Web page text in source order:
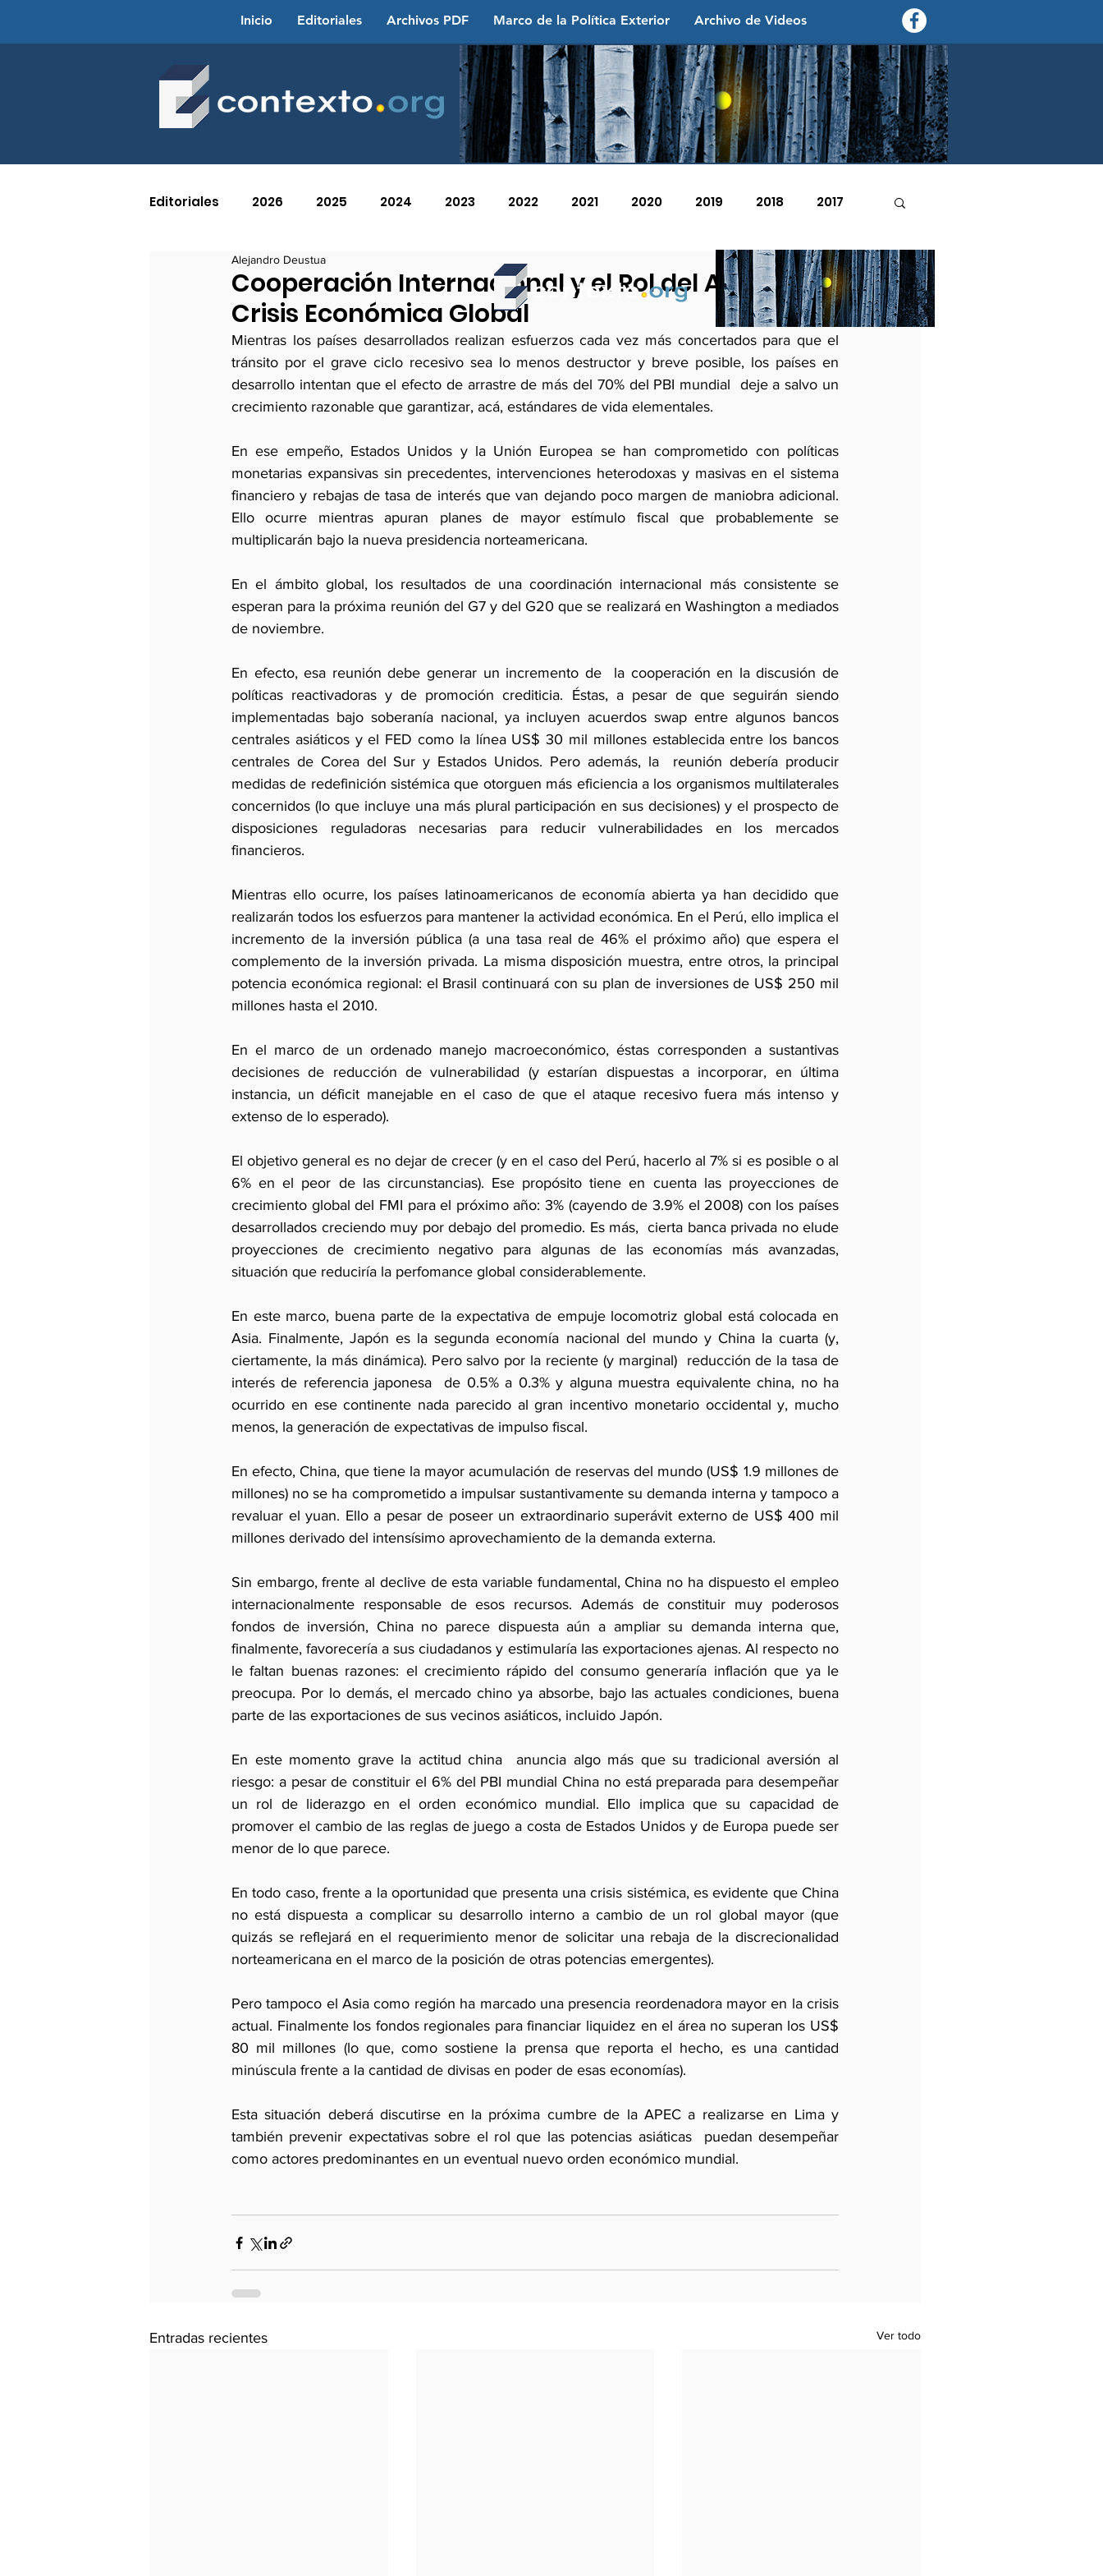
Inicio Editoriales Archivos PDF Marco de la Política Exterior Archivo de Videos
contexto - politica exterior
Editoriales 2026 2025 2024 2023 2022 2021 2020 2019 2018 2017
2015 2014 2013 2011 2007 2006
2004 2003
Cooperación Internacional y el Rol del Asia en la
Crisis Económica Global
Alejandro Deustua
Mientras los países desarrollados realizan esfuerzos cada vez más concertados para que el
tránsito por el grave ciclo recesivo sea lo menos destructor y breve posible, los países en
desarrollo intentan que el efecto de arrastre de más del 70% del PBI mundial  deje a salvo un
crecimiento razonable que garantizar, acá, estándares de vida elementales.
En ese empeño, Estados Unidos y la Unión Europea se han comprometido con políticas
monetarias expansivas sin precedentes, intervenciones heterodoxas y masivas en el sistema
financiero y rebajas de tasa de interés que van dejando poco margen de maniobra adicional.
Ello ocurre mientras apuran planes de mayor estímulo fiscal que probablemente se
multiplicarán bajo la nueva presidencia norteamericana.
En el ámbito global, los resultados de una coordinación internacional más consistente se
esperan para la próxima reunión del G7 y del G20 que se realizará en Washington a mediados
de noviembre.
En efecto, esa reunión debe generar un incremento de  la cooperación en la discusión de
políticas reactivadoras y de promoción crediticia. Éstas, a pesar de que seguirán siendo
implementadas bajo soberanía nacional, ya incluyen acuerdos swap entre algunos bancos
centrales asiáticos y el FED como la línea US$ 30 mil millones establecida entre los bancos
centrales de Corea del Sur y Estados Unidos. Pero además, la  reunión debería producir
medidas de redefinición sistémica que otorguen más eficiencia a los organismos multilaterales
concernidos (lo que incluye una más plural participación en sus decisiones) y el prospecto de
disposiciones reguladoras necesarias para reducir vulnerabilidades en los mercados
financieros.
Mientras ello ocurre, los países latinoamericanos de economía abierta ya han decidido que
realizarán todos los esfuerzos para mantener la actividad económica. En el Perú, ello implica el
incremento de la inversión pública (a una tasa real de 46% el próximo año) que espera el
complemento de la inversión privada. La misma disposición muestra, entre otros, la principal
potencia económica regional: el Brasil continuará con su plan de inversiones de US$ 250 mil
millones hasta el 2010.
En el marco de un ordenado manejo macroeconómico, éstas corresponden a sustantivas
decisiones de reducción de vulnerabilidad (y estarían dispuestas a incorporar, en última
instancia, un déficit manejable en el caso de que el ataque recesivo fuera más intenso y
extenso de lo esperado).
El objetivo general es no dejar de crecer (y en el caso del Perú, hacerlo al 7% si es posible o al
6% en el peor de las circunstancias). Ese propósito tiene en cuenta las proyecciones de
crecimiento global del FMI para el próximo año: 3% (cayendo de 3.9% el 2008) con los países
desarrollados creciendo muy por debajo del promedio. Es más,  cierta banca privada no elude
proyecciones de crecimiento negativo para algunas de las economías más avanzadas,
situación que reduciría la perfomance global considerablemente.
En este marco, buena parte de la expectativa de empuje locomotriz global está colocada en
Asia. Finalmente, Japón es la segunda economía nacional del mundo y China la cuarta (y,
ciertamente, la más dinámica). Pero salvo por la reciente (y marginal)  reducción de la tasa de
interés de referencia japonesa  de 0.5% a 0.3% y alguna muestra equivalente china, no ha
ocurrido en ese continente nada parecido al gran incentivo monetario occidental y, mucho
menos, la generación de expectativas de impulso fiscal.
En efecto, China, que tiene la mayor acumulación de reservas del mundo (US$ 1.9 millones de
millones) no se ha comprometido a impulsar sustantivamente su demanda interna y tampoco a
revaluar el yuan. Ello a pesar de poseer un extraordinario superávit externo de US$ 400 mil
millones derivado del intensísimo aprovechamiento de la demanda externa.
Sin embargo, frente al declive de esta variable fundamental, China no ha dispuesto el empleo
internacionalmente responsable de esos recursos. Además de constituir muy poderosos
fondos de inversión, China no parece dispuesta aún a ampliar su demanda interna que,
finalmente, favorecería a sus ciudadanos y estimularía las exportaciones ajenas. Al respecto no
le faltan buenas razones: el crecimiento rápido del consumo generaría inflación que ya le
preocupa. Por lo demás, el mercado chino ya absorbe, bajo las actuales condiciones, buena
parte de las exportaciones de sus vecinos asiáticos, incluido Japón.
En este momento grave la actitud china  anuncia algo más que su tradicional aversión al
riesgo: a pesar de constituir el 6% del PBI mundial China no está preparada para desempeñar
un rol de liderazgo en el orden económico mundial. Ello implica que su capacidad de
promover el cambio de las reglas de juego a costa de Estados Unidos y de Europa puede ser
menor de lo que parece.
En todo caso, frente a la oportunidad que presenta una crisis sistémica, es evidente que China
no está dispuesta a complicar su desarrollo interno a cambio de un rol global mayor (que
quizás se reflejará en el requerimiento menor de solicitar una rebaja de la discrecionalidad
norteamericana en el marco de la posición de otras potencias emergentes).
Pero tampoco el Asia como región ha marcado una presencia reordenadora mayor en la crisis
actual. Finalmente los fondos regionales para financiar liquidez en el área no superan los US$
80 mil millones (lo que, como sostiene la prensa que reporta el hecho, es una cantidad
minúscula frente a la cantidad de divisas en poder de esas economías).
Esta situación deberá discutirse en la próxima cumbre de la APEC a realizarse en Lima y
también prevenir expectativas sobre el rol que las potencias asiáticas  puedan desempeñar
como actores predominantes en un eventual nuevo orden económico mundial.
Entradas recientes Ver todo